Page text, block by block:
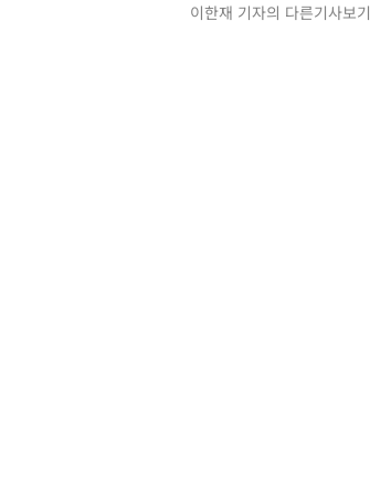
이한재 기자의 다른기사보기